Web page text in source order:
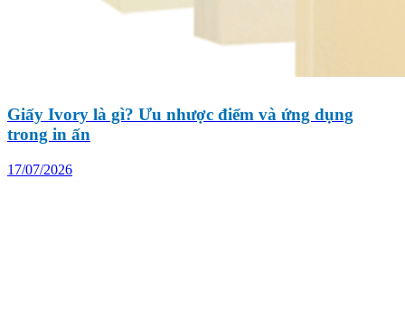
Giấy Ivory là gì? Ưu nhược điểm và ứng dụng
trong in ấn
17/07/2026